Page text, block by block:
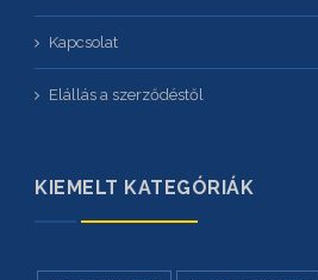
Kapcsolat
Elállás a szerződéstől
KIEMELT KATEGÓRIÁK